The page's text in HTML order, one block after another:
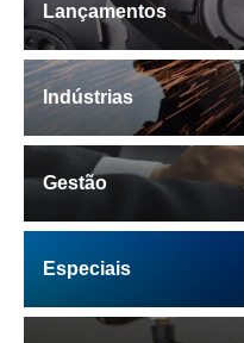
Lançamentos
Indústrias
Gestão
Especiais